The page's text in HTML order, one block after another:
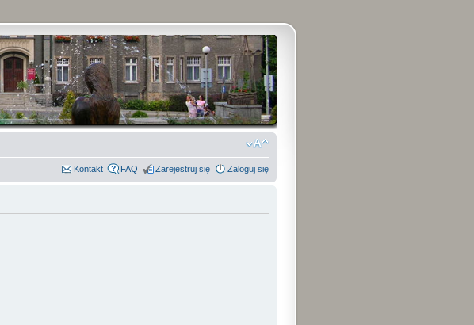
Kontakt FAQ Zarejestruj się Zaloguj się